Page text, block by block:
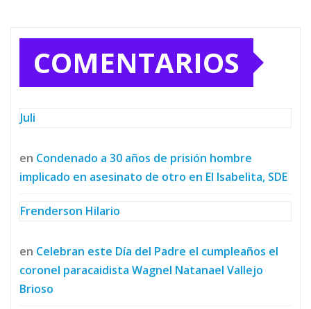
COMENTARIOS
Juli
en Condenado a 30 años de prisión hombre
implicado en asesinato de otro en El Isabelita, SDE
Frenderson Hilario
en Celebran este Día del Padre el cumpleaños el
coronel paracaidista Wagnel Natanael Vallejo
Brioso